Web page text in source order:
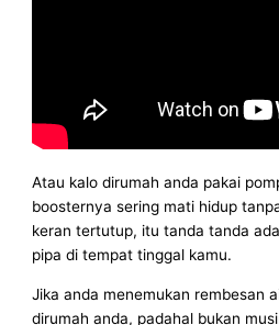
Atau kalo dirumah anda pakai
boosternya sering mati hidup
keran tertutup, itu tanda tanda
pipa di tempat tinggal kamu.
Jika anda menemukan rembesan
dirumah anda, padahal bukan